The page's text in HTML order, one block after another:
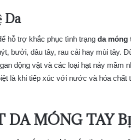
Da
hỗ trợ khắc phục tình trạng da
bưởi, dâu tây, rau cải hay mùi tây.
động vật và các loại hạt nảy mầm
là khi tiếp xúc với nước và hóa chất
DA MÓNG TAY